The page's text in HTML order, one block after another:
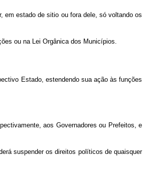
em estado de sitio ou fora dele, só voltando os
ou na Lei Orgânica dos Municípios.
Estado, estendendo sua ação às funções
aos Governadores ou Prefeitos, e
suspender os direitos políticos de quaisquer